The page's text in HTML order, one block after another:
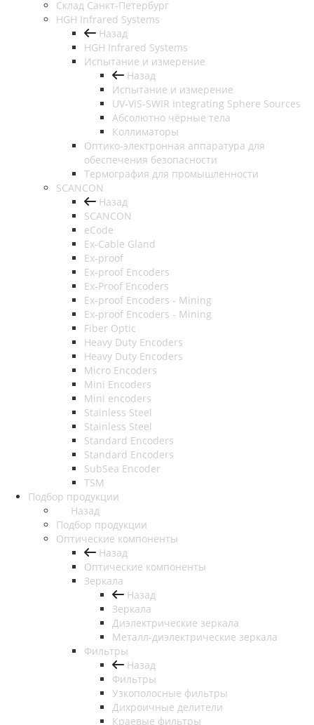
Cклад Санкт-Петербург
HGH Infrared Systems
Назад
HGH Infrared Systems
Испытание и измерение
Назад
Испытание и измерение
UV-VIS-SWIR Integrating Sphere Sources
Абсолютно чёрные тела
Коллиматоры
Оптико-электронная аппаратура для
обеспечения безопасности
Термография для промышленности
SCANCON
Назад
SCANCON
eCode
Ex-Cable Gland
Ex-proof
Ex-proof Encoders
Ex-Proof Encoders
Ex-proof Encoders - Mining
Ex-proof Encoders - Mining
Fiber Optic
Heavy Duty Encoders
Heavy Duty Encoders
Micro Encoders
Mini Encoders
Mini encoders
Stainless Steel
Stainless Steel
Standard Encoders
Standard Encoders
SubSea Encoder
TSM
Подбор продукции
Назад
Подбор продукции
Оптические компоненты
Назад
Оптические компоненты
Зеркала
Назад
Зеркала
Диэлектрические зеркала
Металл-диэлектрические зеркала
Фильтры
Назад
Фильтры
Узкополосные фильтры
Дихроичные делители
Краевые фильтры